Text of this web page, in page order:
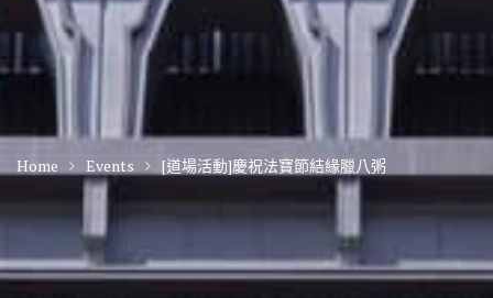
Home Events [道場活動]慶祝法寶節結緣臘八粥